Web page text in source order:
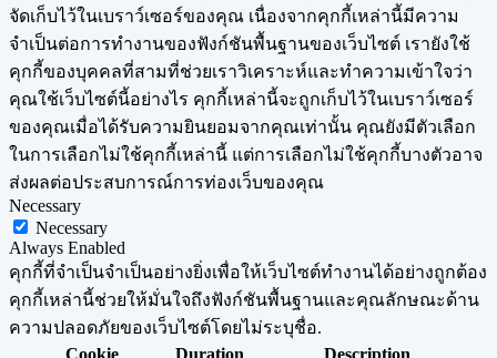
จัดเก็บไว้ในเบราว์เซอร์ของคุณ เนื่องจากคุกกี้เหล่านี้มีความ
จำเป็นต่อการทำงานของฟังก์ชันพื้นฐานของเว็บไซต์ เรายังใช้
คุกกี้ของบุคคลที่สามที่ช่วยเราวิเคราะห์และทำความเข้าใจว่า
คุณใช้เว็บไซต์นี้อย่างไร คุกกี้เหล่านี้จะถูกเก็บไว้ในเบราว์เซอร์
ของคุณเมื่อได้รับความยินยอมจากคุณเท่านั้น คุณยังมีตัวเลือก
ในการเลือกไม่ใช้คุกกี้เหล่านี้ แต่การเลือกไม่ใช้คุกกี้บางตัวอาจ
ส่งผลต่อประสบการณ์การท่องเว็บของคุณ
Necessary
Necessary
Always Enabled
คุกกี้ที่จำเป็นจำเป็นอย่างยิ่งเพื่อให้เว็บไซต์ทำงานได้อย่างถูกต้อง
คุกกี้เหล่านี้ช่วยให้มั่นใจถึงฟังก์ชันพื้นฐานและคุณลักษณะด้าน
ความปลอดภัยของเว็บไซต์โดยไม่ระบุชื่อ.